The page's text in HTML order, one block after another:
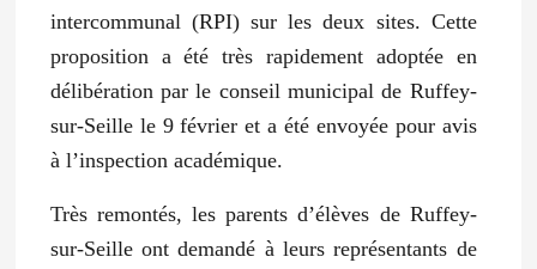
intercommunal (RPI) sur les deux sites. Cette
proposition a été très rapidement adoptée en
délibération par le conseil municipal de Ruffey-
sur-Seille le 9 février et a été envoyée pour avis
à l’inspection académique.
Très remontés, les parents d’élèves de Ruffey-
sur-Seille ont demandé à leurs représentants de